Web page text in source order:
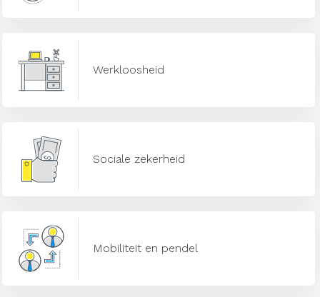
Werkloosheid
Sociale zekerheid
Mobiliteit en pendel